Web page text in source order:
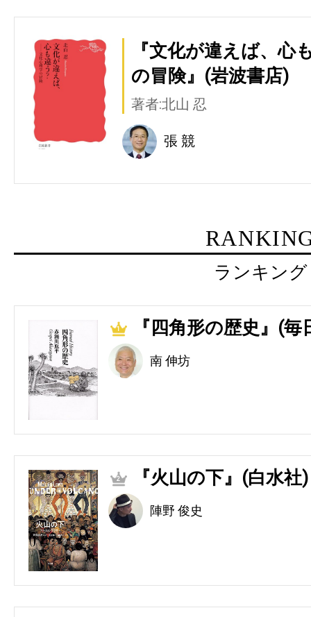
『文化が違えば、心
の冒険』(岩波書店)
著者:北山 忍
張 競
ランキング
1 『四角形の歴史』(毎
南 伸坊
2 『火山の下』(白水社)
陣野 俊史